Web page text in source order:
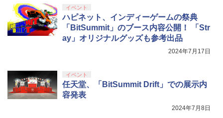
窩座再来(完全生産限定版)【Blu-ray】 [
吾峠呼世晴 ]
￥8,690
5
ニンテンドープリペイド番号 5000円|オ
ンラインコード版
￥5,000
5
【純正品】DualSense ワイヤレスコン
トローラー(CFI-ZCT2J)
5
【国内正規品】Thrustmaster スラスト
マスター TH8S シフター - PC、PS4、P
S5、PS5 Pro、Xbox One、Xbox Serie
s X|S 対応の高精度 H パターン シフター
￥8,698
ルアイドルクラブ Bloom Garden Part
y』Blu-ray（特装限定版）
￥8,589
イベント
ハピネット、インディーゲームの祭典
「BitSummit」のブース内容公開！ 「Str
ay」オリジナルグッズも参考出品
2024年7月17日
イベント
任天堂、「BitSummit Drift」での展示内
容発表
2024年7月8日